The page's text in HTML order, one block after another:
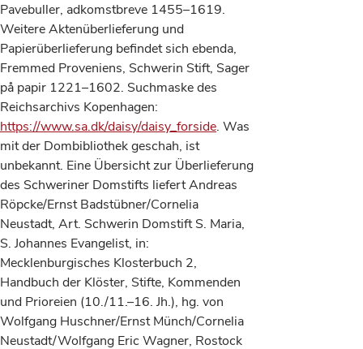
Pavebuller, adkomstbreve 1455–1619.
Weitere Aktenüberlieferung und
Papierüberlieferung befindet sich ebenda,
Fremmed Proveniens, Schwerin Stift, Sager
på papir 1221–1602. Suchmaske des
Reichsarchivs Kopenhagen:
https://www.sa.dk/daisy/daisy_forside. Was
mit der Dombibliothek geschah, ist
unbekannt. Eine Übersicht zur Überlieferung
des Schweriner Domstifts liefert Andreas
Röpcke/Ernst Badstübner/Cornelia
Neustadt, Art. Schwerin Domstift S. Maria,
S. Johannes Evangelist, in:
Mecklenburgisches Klosterbuch 2,
Handbuch der Klöster, Stifte, Kommenden
und Prioreien (10./11.–16. Jh.), hg. von
Wolfgang Huschner/Ernst Münch/Cornelia
Neustadt/Wolfgang Eric Wagner, Rostock